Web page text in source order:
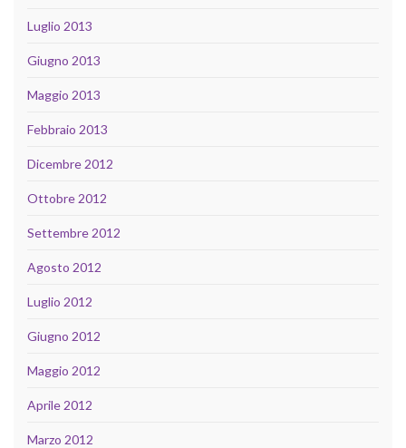
Luglio 2013
Giugno 2013
Maggio 2013
Febbraio 2013
Dicembre 2012
Ottobre 2012
Settembre 2012
Agosto 2012
Luglio 2012
Giugno 2012
Maggio 2012
Aprile 2012
Marzo 2012